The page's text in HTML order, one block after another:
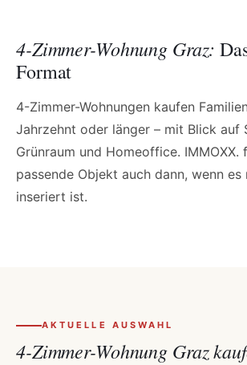
4-Zimmer-Wohnung Graz:
Format
4-Zimmer-Wohnungen kaufen
Jahrzehnt oder länger – mit Blick auf
Grünraum und Homeoffice. IMMOXX.
passende Objekt auch dann, wenn es
inseriert ist.
AKTUELLE AUSWAHL
4-Zimmer-Wohnung Graz